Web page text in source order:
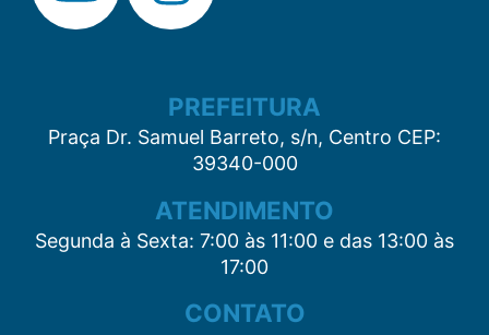
PREFEITURA
Praça Dr. Samuel Barreto, s/n, Centro CEP:
39340-000
ATENDIMENTO
Segunda à Sexta: 7:00 às 11:00 e das 13:00 às
17:00
CONTATO